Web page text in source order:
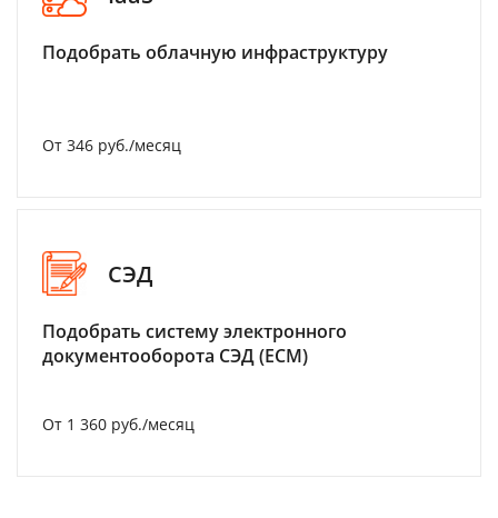
Подобрать облачную инфраструктуру
От 346 руб./месяц
СЭД
Подобрать систему электронного
документооборота СЭД (ECM)
От 1 360 руб./месяц